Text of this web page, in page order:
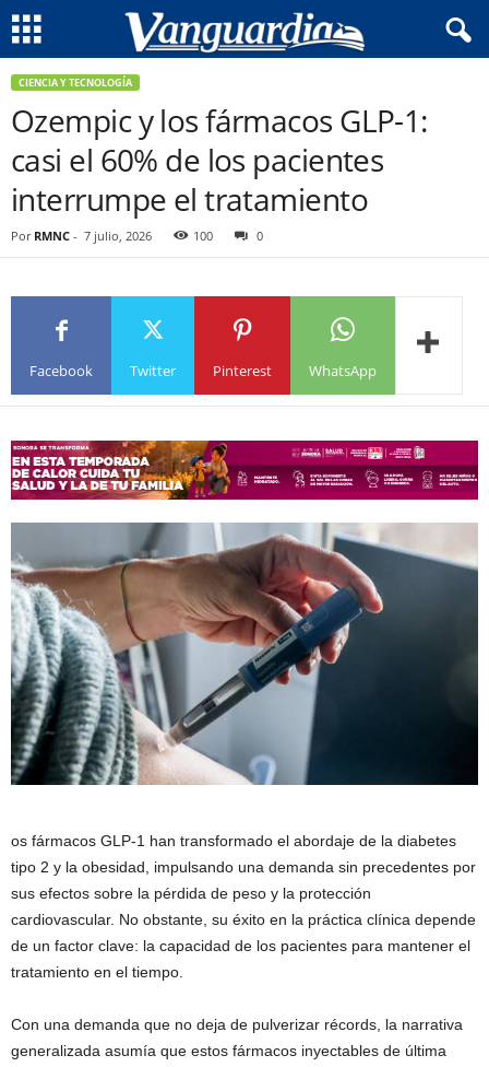
CIENCIA Y TECNOLOGÍA
Ozempic y los fármacos GLP-1:
casi el 60% de los pacientes
interrumpe el tratamiento
Por RMNC - 7 julio, 2026 100 0
Facebook Twitter Pinterest WhatsApp
os fármacos GLP-1 han transformado el abordaje de la diabetes
tipo 2 y la obesidad, impulsando una demanda sin precedentes por
sus efectos sobre la pérdida de peso y la protección
cardiovascular. No obstante, su éxito en la práctica clínica depende
de un factor clave: la capacidad de los pacientes para mantener el
tratamiento en el tiempo.
Con una demanda que no deja de pulverizar récords, la narrativa
generalizada asumía que estos fármacos inyectables de última